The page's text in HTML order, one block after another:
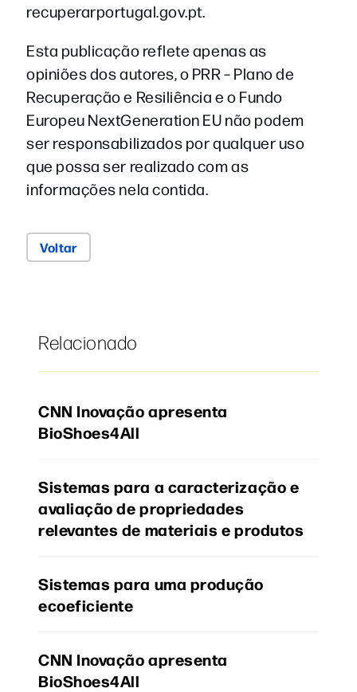
recuperarportugal.gov.pt.
Esta publicação reflete apenas as
opiniões dos autores, o PRR – Plano de
Recuperação e Resiliência e o Fundo
Europeu NextGeneration EU não podem
ser responsabilizados por qualquer uso
que possa ser realizado com as
informações nela contida.
Voltar
Relacionado
CNN Inovação apresenta
BioShoes4All
Sistemas para a caracterização e
avaliação de propriedades
relevantes de materiais e produtos
Sistemas para uma produção
ecoeficiente
CNN Inovação apresenta
BioShoes4All